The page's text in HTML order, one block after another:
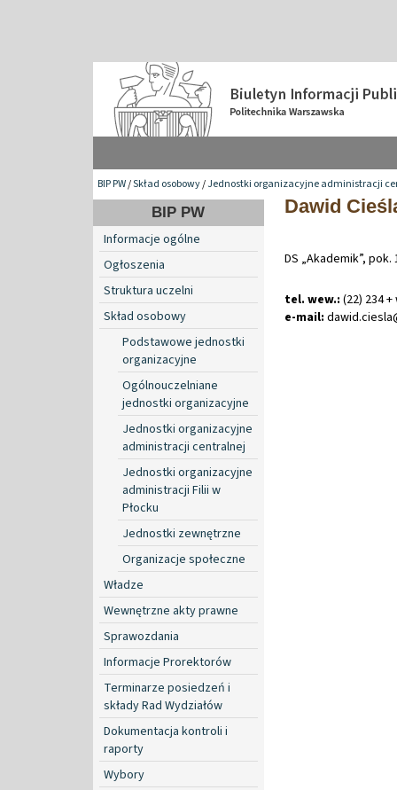
BIP PW/Skład osobowy/Jednostki organizacyjne administracji
BIP PW
Informacje ogólne
Ogłoszenia
Struktura uczelni
Skład osobowy
Podstawowe jednostki
organizacyjne
Ogólnouczelniane
jednostki organizacyjne
Jednostki organizacyjne
administracji centralnej
Jednostki organizacyjne
administracji Filii w
Płocku
Jednostki zewnętrzne
Organizacje społeczne
Władze
Wewnętrzne akty prawne
Sprawozdania
Informacje Prorektorów
Terminarze posiedzeń i
składy Rad Wydziałów
Dokumentacja kontroli i
raporty
Wybory
Dawid
DS „Akademik”, pok.
tel. wew.: (22) 234
e-mail: dawid.